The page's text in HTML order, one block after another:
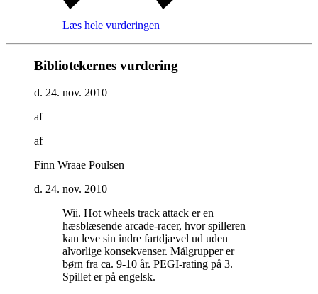
Læs hele vurderingen
Bibliotekernes vurdering
d. 24. nov. 2010
af
af
Finn Wraae Poulsen
d. 24. nov. 2010
Wii. Hot wheels track attack er en
hæsblæsende arcade-racer, hvor spilleren
kan leve sin indre fartdjævel ud uden
alvorlige konsekvenser. Målgrupper er
børn fra ca. 9-10 år. PEGI-rating på 3.
Spillet er på engelsk.